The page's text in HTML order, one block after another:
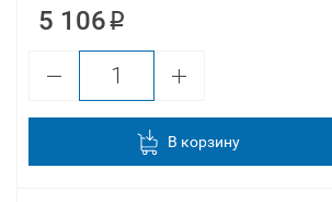
5 106
В корзину